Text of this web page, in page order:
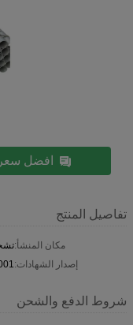
افضل سعر
تفاصيل المنتج
مكان المنشأ:
إصدار الشهادات:
شروط الدفع والشحن